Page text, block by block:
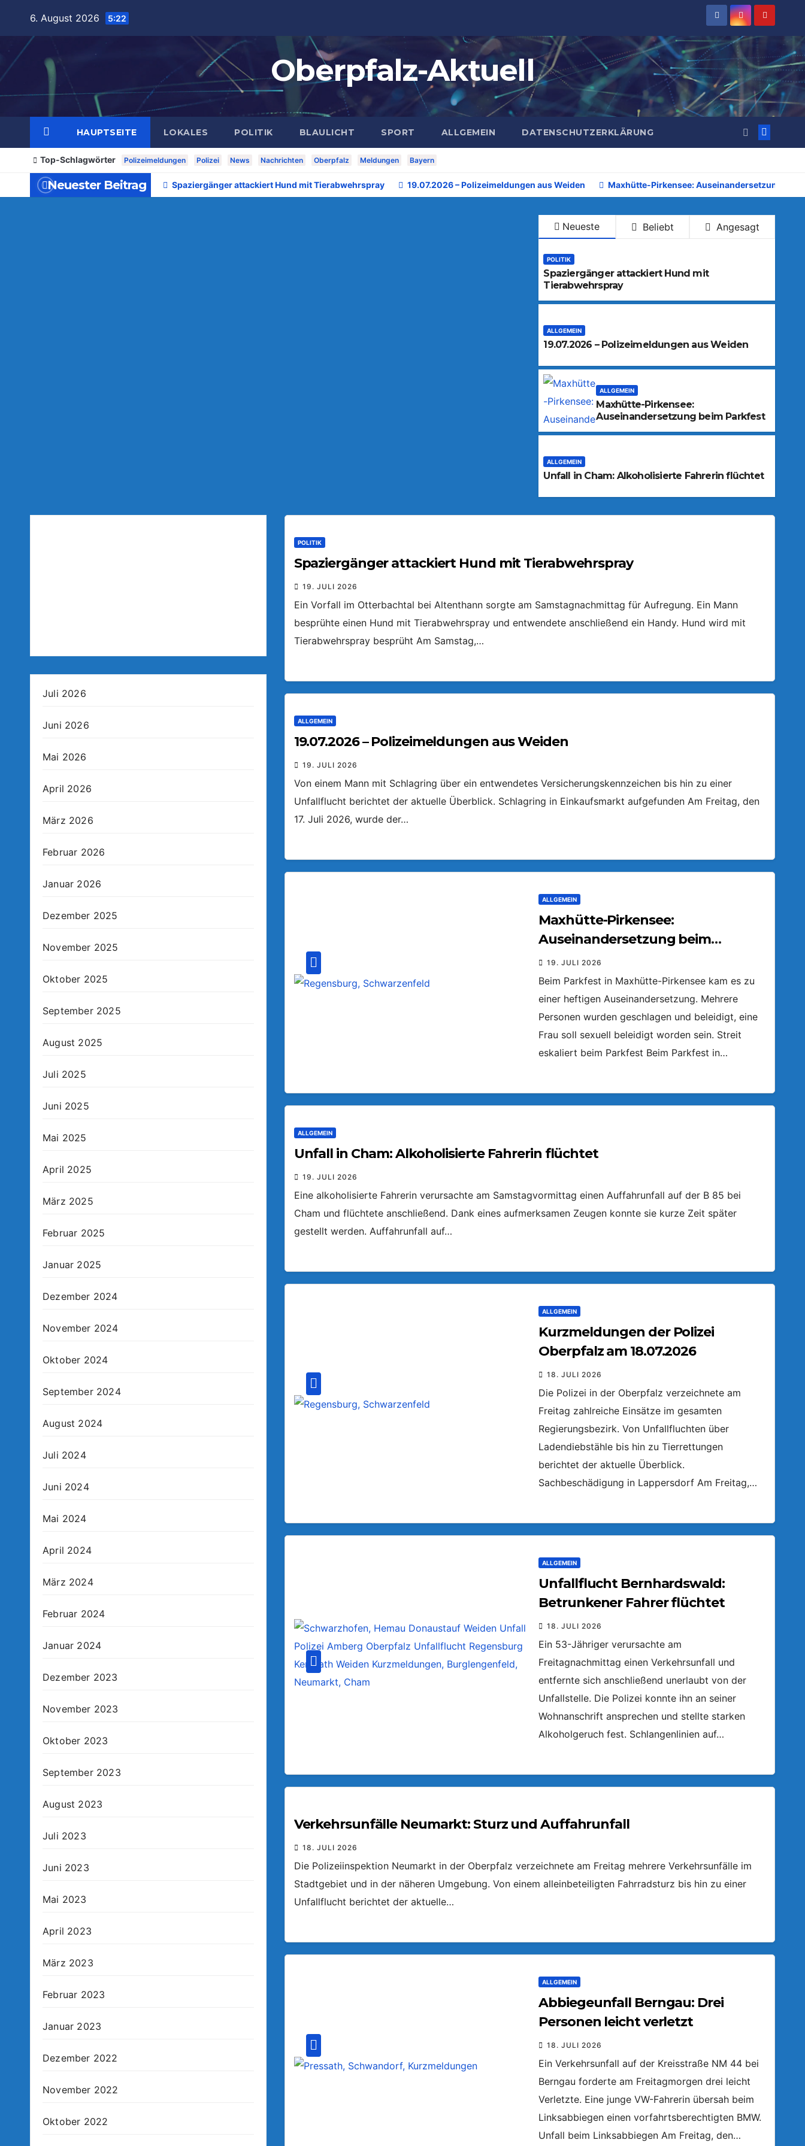
springen
6. August 2026 5:22
Oberpfalz-Aktuell
HAUPTSEITE LOKALES POLITIK BLAULICHT SPORT ALLGEMEIN DATENSCHUTZERKLÄRUNG
Top-Schlagwörter Polizeimeldungen Polizei News Nachrichten Oberpfalz Meldungen Bayern
Neuester Beitrag Spaziergänger attackiert Hund mit Tierabwehrspray 19.07.2026 – Polizeimeldungen aus Weiden Maxhütte-Pirkensee: Auseinandersetzung
Neueste Beliebt Angesagt
POLITIK
Spaziergänger attackiert Hund mit
Tierabwehrspray
ALLGEMEIN
19.07.2026 – Polizeimeldungen aus Weiden
ALLGEMEIN
Maxhütte-Pirkensee:
Auseinandersetzung beim Parkfest
ALLGEMEIN
Unfall in Cham: Alkoholisierte Fahrerin flüchtet
Juli 2026
Juni 2026
Mai 2026
April 2026
März 2026
Februar 2026
Januar 2026
Dezember 2025
November 2025
Oktober 2025
September 2025
August 2025
Juli 2025
Juni 2025
Mai 2025
April 2025
März 2025
Februar 2025
Januar 2025
Dezember 2024
November 2024
Oktober 2024
September 2024
August 2024
Juli 2024
Juni 2024
Mai 2024
April 2024
März 2024
Februar 2024
Januar 2024
Dezember 2023
November 2023
Oktober 2023
September 2023
August 2023
Juli 2023
Juni 2023
Mai 2023
April 2023
März 2023
Februar 2023
Januar 2023
Dezember 2022
November 2022
Oktober 2022
POLITIK
Spaziergänger attackiert Hund mit Tierabwehrspray
19. JULI 2026
Ein Vorfall im Otterbachtal bei Altenthann sorgte am Samstagnachmittag für Aufregung. Ein Mann
besprühte einen Hund mit Tierabwehrspray und entwendete anschließend ein Handy. Hund wird mit
Tierabwehrspray besprüht Am Samstag,…
ALLGEMEIN
19.07.2026 – Polizeimeldungen aus Weiden
19. JULI 2026
Von einem Mann mit Schlagring über ein entwendetes Versicherungskennzeichen bis hin zu einer
Unfallflucht berichtet der aktuelle Überblick. Schlagring in Einkaufsmarkt aufgefunden Am Freitag, den
17. Juli 2026, wurde der…
ALLGEMEIN
Maxhütte-Pirkensee:
Auseinandersetzung beim
Parkfest
19. JULI 2026
Beim Parkfest in Maxhütte-Pirkensee kam es zu
einer heftigen Auseinandersetzung. Mehrere
Personen wurden geschlagen und beleidigt, eine
Frau soll sexuell beleidigt worden sein. Streit
eskaliert beim Parkfest Beim Parkfest in…
ALLGEMEIN
Unfall in Cham: Alkoholisierte Fahrerin flüchtet
19. JULI 2026
Eine alkoholisierte Fahrerin verursachte am Samstagvormittag einen Auffahrunfall auf der B 85 bei
Cham und flüchtete anschließend. Dank eines aufmerksamen Zeugen konnte sie kurze Zeit später
gestellt werden. Auffahrunfall auf…
ALLGEMEIN
Kurzmeldungen der Polizei
Oberpfalz am 18.07.2026
18. JULI 2026
Die Polizei in der Oberpfalz verzeichnete am
Freitag zahlreiche Einsätze im gesamten
Regierungsbezirk. Von Unfallfluchten über
Ladendiebstähle bis hin zu Tierrettungen
berichtet der aktuelle Überblick.
Sachbeschädigung in Lappersdorf Am Freitag,…
ALLGEMEIN
Unfallflucht Bernhardswald:
Betrunkener Fahrer flüchtet
18. JULI 2026
Ein 53-Jähriger verursachte am
Freitagnachmittag einen Verkehrsunfall und
entfernte sich anschließend unerlaubt von der
Unfallstelle. Die Polizei konnte ihn an seiner
Wohnanschrift ansprechen und stellte starken
Alkoholgeruch fest. Schlangenlinien auf…
Verkehrsunfälle Neumarkt: Sturz und Auffahrunfall
18. JULI 2026
Die Polizeiinspektion Neumarkt in der Oberpfalz verzeichnete am Freitag mehrere Verkehrsunfälle im
Stadtgebiet und in der näheren Umgebung. Von einem alleinbeteiligten Fahrradsturz bis hin zu einer
Unfallflucht berichtet der aktuelle…
ALLGEMEIN
Abbiegeunfall Berngau: Drei
Personen leicht verletzt
18. JULI 2026
Ein Verkehrsunfall auf der Kreisstraße NM 44 bei
Berngau forderte am Freitagmorgen drei leicht
Verletzte. Eine junge VW-Fahrerin übersah beim
Linksabbiegen einen vorfahrtsberechtigten BMW.
Unfall beim Linksabbiegen Am Freitag, den…